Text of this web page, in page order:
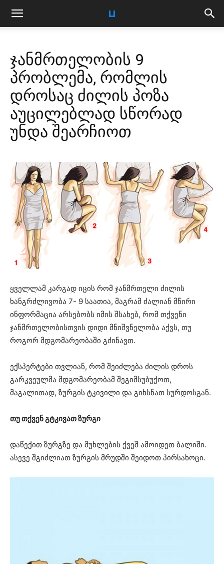
ჯანმრთელობის 9
პრობლემა, რომლის
დროსაც ძილის პოზა
აუცილებლად სწორად
უნდა შეარჩიოთ
ყველლამ კარგად იცის რომ ჯანმრთელი ძილის
ხანგრძლივობა 7- 9 საათია, მაგრამ ძალიან მწირი
ინფორმაცია არსებობს იმის შსახებ, რომ თქვენი
ჯანმრთელობისთვის დიდი მნიშვნელობა აქვს, თუ
როგორ მდგომარეობაში გძინავთ.
ექსპერტები თვლიან, რომ შეიძლება ძილის დროს
გარკვეულმა მდგომარეობამ შეგიმსუბუქოთ,
მაგალითად, ზურგის ტკივილი და გიხსნათ სურდოსგან.
თუ თქვენ გტკივათ ზურგი
დაწექით ზურგზე და მუხლების ქვეშ ამოიდეთ ბალიში.
ასევე შგიძლიათ ზურგის მრუდში შეიდოთ პირსახოცი.